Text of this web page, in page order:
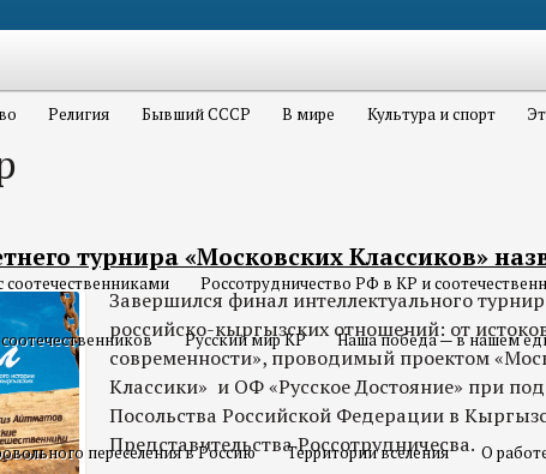
Религия Бывший СССР В мире Культура и спорт
соотечественниками Россотрудничество РФ в КР и
Русский мир КР Наша победа — в нашем
переселения в Россию Территории вселения О
турнира «Московских Классиков»
Завершился финал интеллектуального
российско-кыргызских отношений: от
современности», проводимый проектом
Классики» и ОФ «Русское Достояние» при
Посольства Российской Федерации в
Представительства Россотрудничесва.